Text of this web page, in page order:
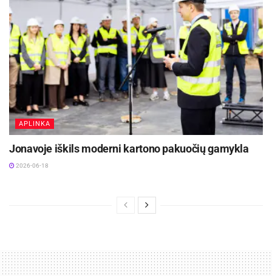
APLINKA
Jonavoje iškils moderni kartono pakuočių gamykla
2026-06-18